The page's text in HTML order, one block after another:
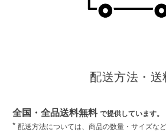
配送方法・送
全国・全品送料無料 で提供しています。
* 配送方法については、商品の数量・サイズな